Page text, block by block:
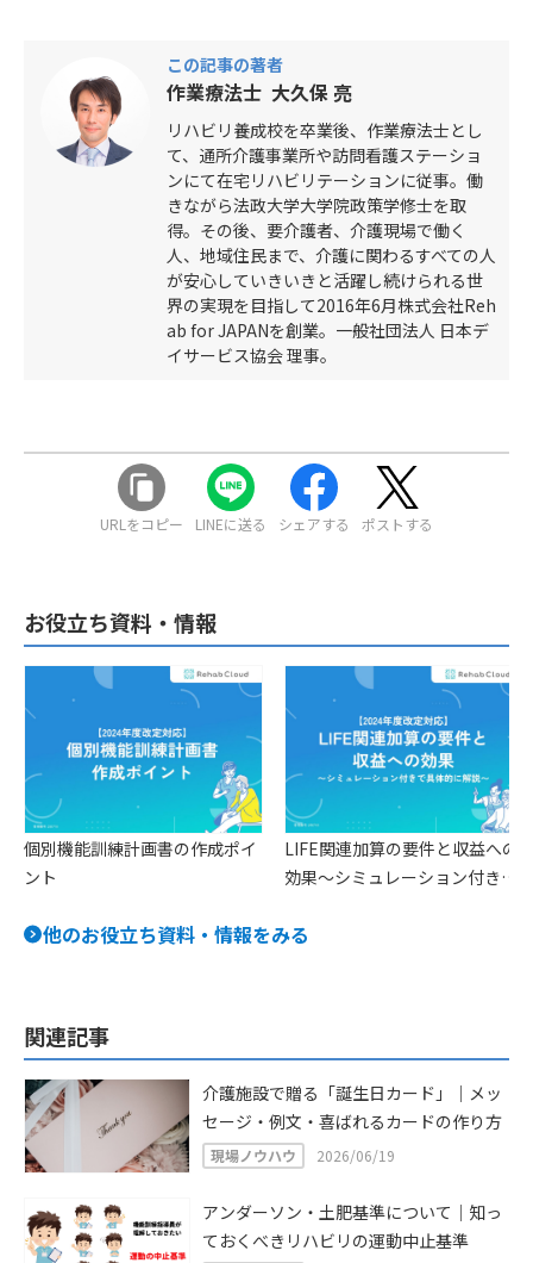
この記事の著者
作業療法士 大久保 亮
リハビリ養成校を卒業後、作業療法士とし
て、通所介護事業所や訪問看護ステーショ
ンにて在宅リハビリテーションに従事。働
きながら法政大学大学院政策学修士を取
得。その後、要介護者、介護現場で働く
人、地域住民まで、介護に関わるすべての人
が安心していきいきと活躍し続けられる世
界の実現を目指して2016年6月株式会社Reh
ab for JAPANを創業。一般社団法人 日本デ
イサービス協会 理事。
URLをコピー LINEに送る シェアする ポストする
お役立ち資料・情報
個別機能訓練計画書の作成ポイ
ント
LIFE関連加算の要件と収益への
効果〜シミュレーション付きで
他のお役立ち資料・情報をみる
関連記事
介護施設で贈る「誕生日カード」｜メッ
セージ・例文・喜ばれるカードの作り方
現場ノウハウ 2026/06/19
アンダーソン・土肥基準について｜知っ
ておくべきリハビリの運動中止基準